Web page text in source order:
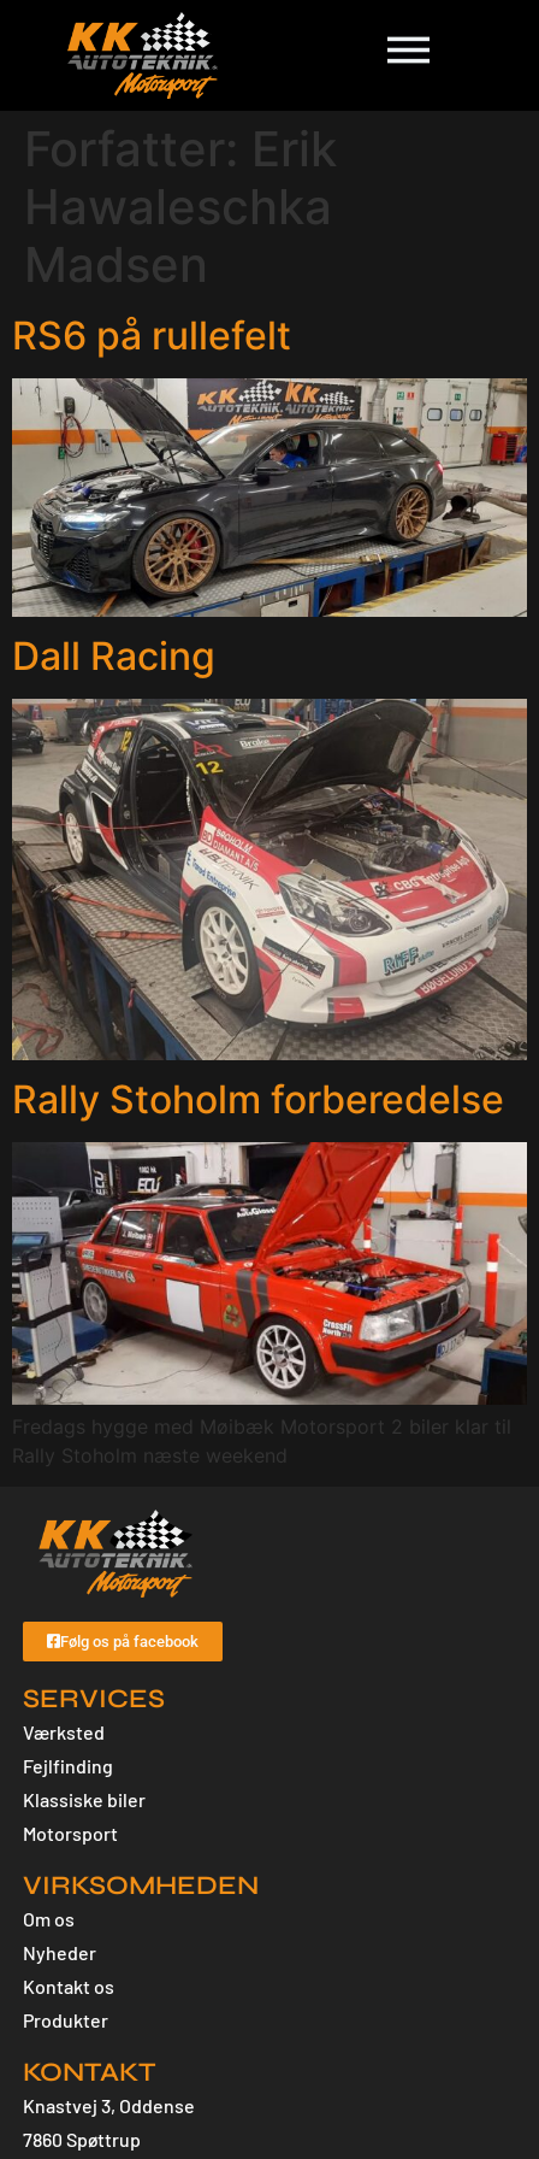
Forfatter: Erik
Hawaleschka
Madsen
RS6 på rullefelt
Dall Racing
Rally Stoholm forberedelse
Fredags hygge med Møibæk Motorsport 2 biler klar til
Rally Stoholm næste weekend
Følg os på facebook
SERVICES
Værksted
Fejlfinding
Klassiske biler
Motorsport
VIRKSOMHEDEN
Om os
Nyheder
Kontakt os
Produkter
KONTAKT
Knastvej 3, Oddense
7860 Spøttrup